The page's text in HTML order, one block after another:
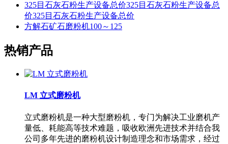
325目石灰石粉生产设备总价325目石灰石粉生产设备总
价325目石灰石粉生产设备总价
方解石矿石磨粉机100～125
热销产品
LM 立式磨粉机
立式磨粉机是一种大型磨粉机，专门为解决工业磨机产
量低、耗能高等技术难题，吸收欧洲先进技术并结合我
公司多年先进的磨粉机设计制造理念和市场需求，经过